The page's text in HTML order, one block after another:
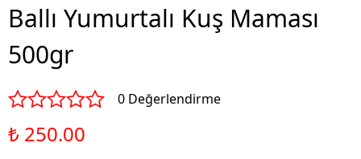
Ballı Yumurtalı Kuş Maması
500gr
0 Değerlendirme
₺ 250.00